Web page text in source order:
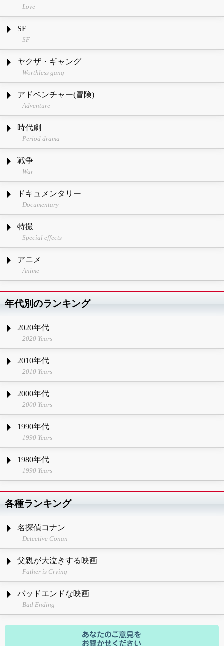
Love
SF
SF
ヤクザ・ギャング
Worthless gang
アドベンチャー(冒険)
Adventure
時代劇
Period drama
戦争
War
ドキュメンタリー
Documentary
特撮
Special effects
アニメ
Anime
年代別のランキング
2020年代
2020 Years
2010年代
2010 Years
2000年代
2000 Years
1990年代
1990 Years
1980年代
1990 Years
各種ランキング
名探偵コナン
Detective Conan
父親が大泣きする映画
Father is Crying
バッドエンドな映画
Bad Ending